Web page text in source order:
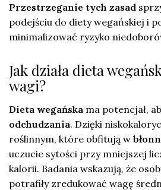
Przestrzeganie tych zasad
podejściu do diety wegańskiej i
minimalizować ryzyko
Jak działa dieta
wagi?
Dieta wegańska ma potencjał,
odchudzania. Dzięki
roślinnym, które obfitują w
uczucie sytości przy mniejszej
kalorii. Badania wskazują, że
potrafiły zredukować wagę